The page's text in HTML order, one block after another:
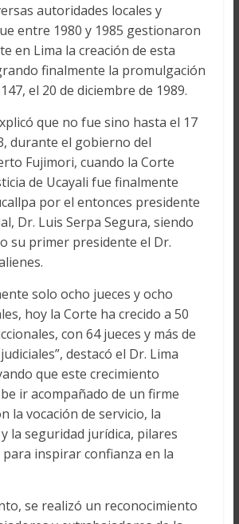
autoridades locales y
entre 1980 y 1985 gestionaron
en Lima la creación de esta
finalmente la promulgación
el 20 de diciembre de 1989.
que no fue sino hasta el 17
durante el gobierno del
Fujimori, cuando la Corte
de Ucayali fue finalmente
por el entonces presidente
Dr. Luis Serpa Segura, siendo
su primer presidente el Dr.
solo ocho jueces y ocho
hoy la Corte ha crecido a 50
con 64 jueces y más de
destacó el Dr. Lima
que este crecimiento
ir acompañado de un firme
la vocación de servicio, la
la seguridad jurídica, pilares
inspirar confianza en la
se realizó un reconocimiento